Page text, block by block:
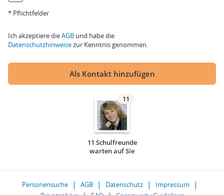
* Pflichtfelder
Ich akzeptiere dieAGB und habe die
Datenschutzhinweisezur Kenntnis genommen.
Als Kontakt hinzufügen
11
11 Schulfreunde
warten auf Sie
Personensuche AGB Datenschutz
Impressum